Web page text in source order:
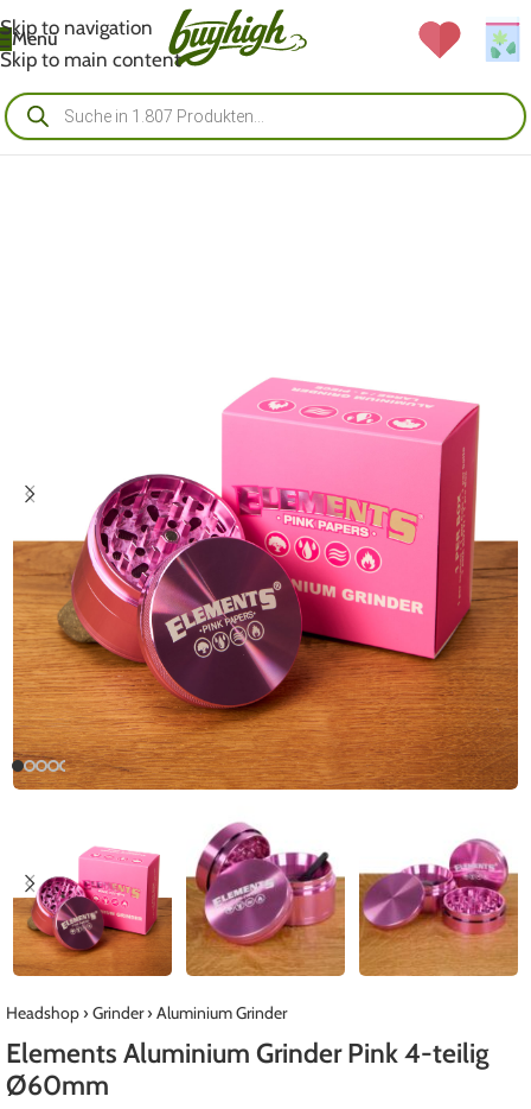
Skip to navigation
Skip to main content
Menü
Headshop› Grinder› Aluminium Grinder
Elements Aluminium Grinder Pink 4-teilig
Ø60mm